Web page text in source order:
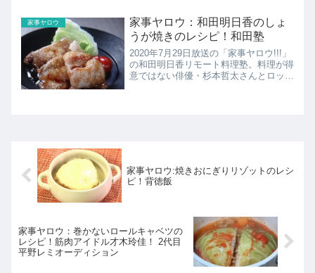
&高木ブーが共演！80歳と90歳を祝う誕
生会で濃い味...
家事ヤロウ
家事ヤロウ：和田明日香のしょ
うが焼きのレシピ！和田塾
2020年7月29日放送の「家事ヤロウ!!!」
の和田明日香リモート料理塾。料理が得
意ではない俳優・杉本哲太さんとロッチ
家事ヤロウ:焼きおにぎりリゾットのレシ
ピ！背徳飯
家事ヤロウ：巻かないロールキャベツの
レシピ！筋肉アイドル才木玲佳！ 2代目
平野レミオーディション